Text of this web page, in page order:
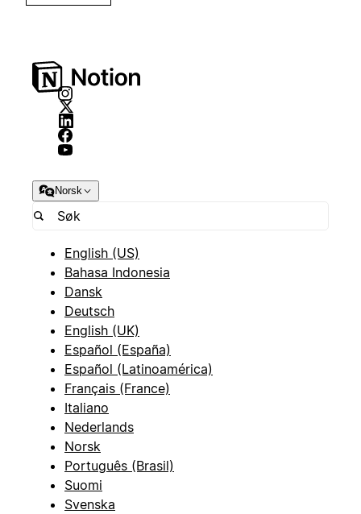
Norsk
English (US)
Bahasa Indonesia
Dansk
Deutsch
English (UK)
Español (España)
Español (Latinoamérica)
Français (France)
Italiano
Nederlands
Norsk
Português (Brasil)
Suomi
Svenska